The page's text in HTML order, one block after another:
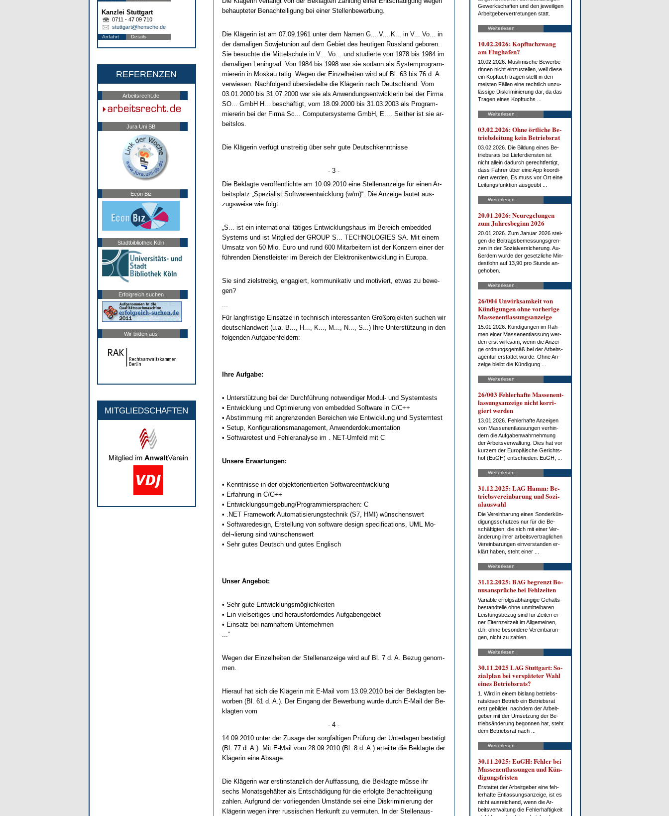
Kanzlei Stuttgart
0711 - 47 09 710
stuttgart@hensche.de
Anfahrt Details
REFERENZEN
Arbeitsrecht.de
Jura Uni SB
Econ Biz
Stadtbibliothek Köln
Erfolgreich suchen
Wir bilden aus
MITGLIEDSCHAFTEN
be­haup­te­ter Be­nach­tei­li­gung bei ei­ner Stel­len­be­wer­bung.
Die Kläge­rin ist am 07.09.1961 un­ter dem Na­men G... V... K... in V... Vo... in
der da­ma­li­gen So­wjet­uni­on auf dem Ge­biet des heu­ti­gen Russ­land ge­bo­ren.
Sie be­such­te die Mit­tel­schu­le in V... Vo... und stu­dier­te von 1978 bis 1984 im
da­ma­li­gen Le­nin­grad. Von 1984 bis 1998 war sie so­dann als Sys­tem­pro­gram­
mie­re­rin in Mos­kau tätig. We­gen der Ein­zel­hei­ten wird auf Bl. 63 bis 76 d. A.
ver­wie­sen. Nach­fol­gend über­sie­del­te die Kläge­rin nach Deutsch­land. Vom
03.01.2000 bis 31.07.2000 war sie als An­wen­dungs­ent­wick­le­rin bei der Fir­ma
SO... GmbH H... beschäftigt, vom 18.09.2000 bis 31.03.2003 als Pro­gram­
mie­re­rin bei der Fir­ma Sc... Com­pu­ter­sys­te­me GmbH, E.... Seit­her ist sie ar­
beits­los.
Die Kläge­rin verfügt un­strei­tig über sehr gu­te Deutsch­kennt­nis­se
- 3 -
Die Be­klag­te veröffent­lich­te am 10.09.2010 ei­ne Stel­len­an­zei­ge für ei­nen Ar­
beits­platz „Spe­zia­list Soft­ware­ent­wick­lung (w/m)“. Die An­zei­ge lau­tet aus­
zugs­wei­se wie folgt:
„S... ist ein in­ter­na­tio­nal täti­ges Ent­wick­lungs­haus im Be­reich em­bed­ded
Sys­tems und ist Mit­glied der GROUP S... TECH­NO­LO­GIES SA. Mit ei­nem
Um­satz von 50 Mio. Eu­ro und rund 600 Mit­ar­bei­tern ist der Kon­zern ei­ner der
führen­den Dienst­leis­ter im Be­reich der Elek­tro­nik­ent­wick­lung in Eu­ro­pa.
Sie sind ziel­stre­big, en­ga­giert, kom­mu­ni­ka­tiv und mo­ti­viert, et­was zu be­we­
gen?
...
Für lang­fris­ti­ge Einsätze in tech­nisch in­ter­es­san­ten Großpro­jek­ten su­chen wir
deutsch­land­weit (u.a. B..., H..., K..., M..., N..., S...) Ih­re Un­terstützung in den
fol­gen­den Auf­ga­ben­fel­dern:
Ih­re Auf­ga­be:
• Un­terstützung bei der Durchführung not­wen­di­ger Mo­dul- und Sys­tem­tests
• Ent­wick­lung und Op­ti­mie­rung von em­bed­ded Soft­ware in C/C++
• Ab­stim­mung mit an­gren­zen­den Be­rei­chen wie Ent­wick­lung und Sys­tem­test
• Se­t­up, Kon­fi­gu­ra­ti­ons­ma­nage­ment, An­wen­der­do­ku­men­ta­ti­on
• Soft­ware­test und Feh­ler­ana­ly­se im . NET-Um­feld mit C
Un­se­re Er­war­tun­gen:
• Kennt­nis­se in der ob­jekt­ori­en­tier­ten Soft­ware­ent­wick­lung
• Er­fah­rung in C/C++
• Ent­wick­lungs­um­ge­bung/Pro­gram­mier­spra­chen: C
• .NET Frame­work Au­to­ma­ti­sie­rungs­tech­nik (S7, HMI) wünschens­wert
• Soft­ware­de­sign, Er­stel­lung von soft­ware de­sign spe­ci­fi­ca­ti­ons, UML Mo­
del¬lie­rung sind wünschens­wert
• Sehr gu­tes Deutsch und gu­tes Eng­lisch
Un­ser An­ge­bot:
• Sehr gu­te Ent­wick­lungsmöglich­kei­ten
• Ein viel­sei­ti­ges und her­aus­for­dern­des Auf­ga­ben­ge­biet
• Ein­satz bei nam­haf­tem Un­ter­neh­men
...“
We­gen der Ein­zel­hei­ten der Stel­len­an­zei­ge wird auf Bl. 7 d. A. Be­zug ge­nom­
men.
Hier­auf hat sich die Kläge­rin mit E-Mail vom 13.09.2010 bei der Be­klag­ten be­
wor­ben (Bl. 61 d. A.). Der Ein­gang der Be­wer­bung wur­de durch E-Mail der Be­
klag­ten vom
- 4 -
14.09.2010 un­ter der Zu­sa­ge der sorgfälti­gen Prüfung der Un­ter­la­gen bestätigt
(Bl. 77 d. A.). Mit E-Mail vom 28.09.2010 (Bl. 8 d. A.) er­teil­te die Be­klag­te der
Kläge­rin ei­ne Ab­sa­ge.
Die Kläge­rin war erst­in­stanz­lich der Auf­fas­sung, die Be­klag­te müsse ihr
sechs Mo­nats­gehälter als Entschädi­gung für die er­folg­te Be­nach­tei­li­gung
zah­len. Auf­grund der vor­lie­gen­den Umstände sei ei­ne Dis­kri­mi­nie­rung der
Kläge­rin we­gen ih­rer rus­si­schen Her­kunft zu ver­mu­ten. In der Stel­len­aus­
Ge­werk­schaf­ten und den je­wei­li­gen
Ar­beit­ge­ber­ver­tre­tun­gen statt.
Weiterlesen
10.02.2026: Kopf­tuch­zwang
am Flug­ha­fen?
10.02.2026. Mus­li­mi­sche Be­wer­be­
rin­nen nicht ein­zu­stel­len, weil die­se
ein Kopf­tuch tra­gen stellt in den
meis­ten Fäl­len ei­ne recht­lich un­zu­
läs­si­ge Dis­kri­mi­nie­rung dar, da das
Tra­gen ei­nes Kopf­tuchs ...
Weiterlesen
03.02.2026: Oh­ne ört­li­che Be­
triebs­lei­tung kein Be­triebs­rat
03.02.2026. Die Bil­dung ei­nes Be­
triebs­rats bei Lie­fer­diens­ten ist
nicht al­lein da­durch ge­recht­fer­tigt,
dass Fah­rer über ei­ne App ko­or­di­
niert wer­den. Es muss vor Ort ei­ne
Lei­tungs­funk­ti­on aus­ge­übt ...
Weiterlesen
20.01.2026: Neu­re­ge­lun­gen
zum Jah­res­be­ginn 2026
20.01.2026. Zum Ja­nu­ar 2026 stei­
gen die Bei­trags­be­mes­sungs­gren­
zen in der So­zi­al­ver­si­che­rung. Au­
ßer­dem wur­de der ge­setz­li­che Min­
dest­lohn auf 13,90 pro St­un­de an­
ge­ho­ben.
Weiterlesen
26/004 Un­wirk­sam­keit von
Kün­di­gun­gen oh­ne vor­he­ri­ge
Mas­sen­ent­las­sungs­an­zei­ge
15.01.2026. Kün­di­gun­gen im Rah­
men ei­ner Mas­sen­ent­las­sung wer­
den erst wirk­sam, wenn die An­zei­
ge ord­nungs­ge­mäß bei der Ar­beits­
agen­tur er­stat­tet wur­de. Oh­ne An­
zei­ge bleibt die Kün­di­gung ...
Weiterlesen
26/003 Feh­ler­haf­te Mas­sen­ent­
las­sungs­an­zei­ge nicht kor­ri­
giert wer­den
13.01.2026. Feh­ler­haf­te An­zei­gen
von Mas­sen­ent­las­sun­gen ver­hin­
dern die Auf­ga­ben­wahr­neh­mung
der Ar­beits­ver­wal­tung. Dies hat vor
kur­zem der Eu­ro­päi­sche Ge­richts­
hof (EuGH) ent­schie­den: EuGH, ...
Weiterlesen
31.12.2025: LAG Hamm: Be­
triebs­ver­ein­ba­rung und So­zi­
al­aus­wahl
Die Ver­ein­ba­rung ei­nes Son­der­kün­
di­gungs­schut­zes nur für die Be­
schäf­tig­ten, die sich mit ei­ner Ver­
än­de­rung ih­rer ar­beits­ver­trag­li­chen
Ver­ein­ba­run­gen ein­ver­stan­den er­
klärt ha­ben, steht ei­ner ...
Weiterlesen
31.12.2025: BAG be­grenzt Bo­
nus­an­sprü­che bei Fehl­zei­ten
Va­ria­ble er­folgs­ab­hän­gi­ge Ge­halts­
be­stand­tei­le oh­ne un­mit­tel­ba­ren
Leis­tungs­be­zug sind für Zei­ten ei­
ner El­tern­zeit­zeit im All­ge­mei­nen,
d.h. oh­ne be­son­de­re Ver­ein­ba­run­
gen, nicht zu zah­len.
Weiterlesen
30.11.2025 LAG Stutt­gart: So­
zi­al­plan bei ver­spä­te­ter Wahl
ei­nes Be­triebs­rats?
1. Wird in ei­nem bis­lang be­triebs­
rats­lo­sen Be­trieb ein Be­triebs­rat
erst ge­bil­det, nach­dem der Ar­beit­
ge­ber mit der Um­set­zung der Be­
trieb­s­än­de­rung be­gon­nen hat, steht
dem Be­triebs­rat nach ...
Weiterlesen
30.11.2025: EuGH: Feh­ler bei
Mas­sen­ent­las­sun­gen und Kün­
di­gungs­fris­ten
Er­stat­tet der Ar­beit­ge­ber ei­ne feh­
ler­haf­te Ent­las­sungs­an­zei­ge, ist es
nicht aus­rei­chend, wenn die Ar­
beits­ver­wal­tung die Feh­ler­haf­tig­keit